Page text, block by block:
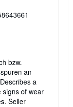
bzw.
an
a
signs of wear
Seller